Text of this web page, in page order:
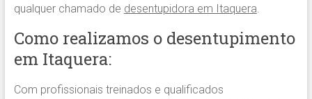
qualquer chamado de desentupidora em Itaquera.
Como realizamos o desentupimento
em Itaquera:
Com profissionais treinados e qualificados